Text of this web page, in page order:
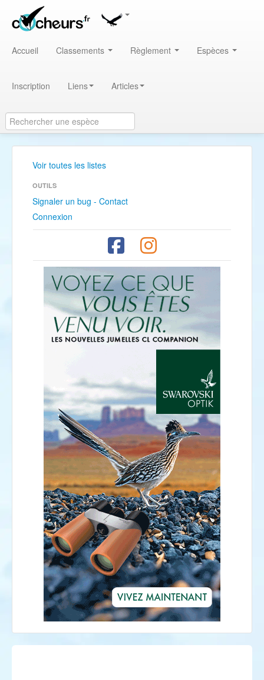
Accueil Classements Règlement Espèces
Inscription Liens Articles
Voir toutes les listes
OUTILS
Signaler un bug - Contact
Connexion